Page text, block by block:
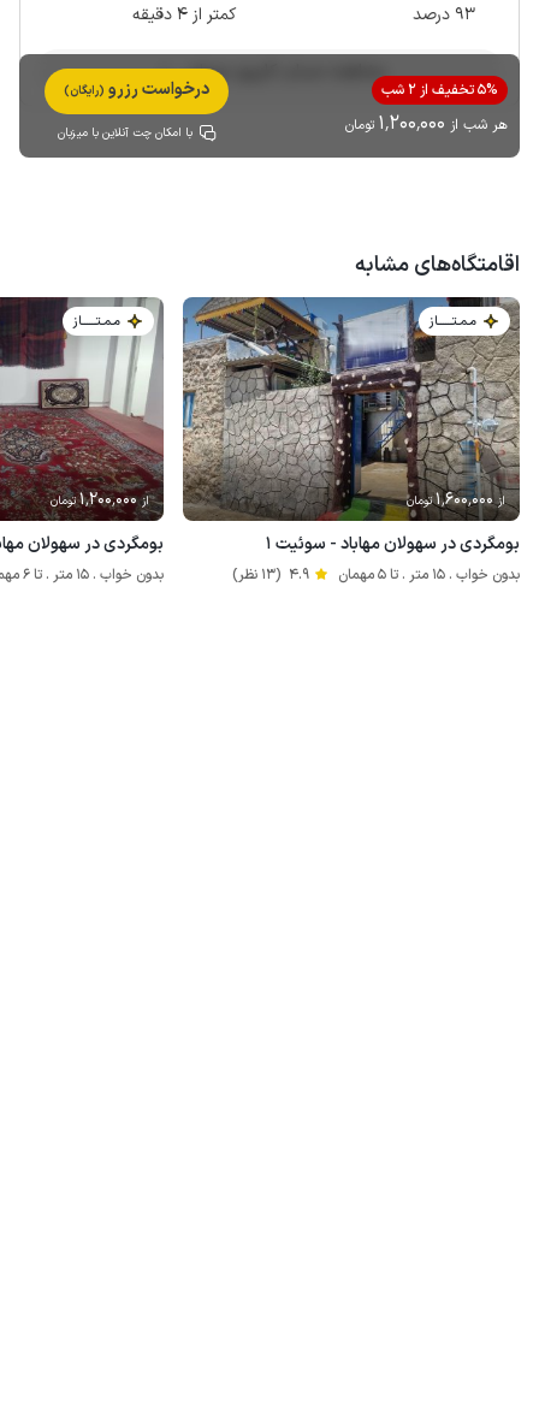
93 درصد
کمتر از 4 دقیقه
مشاهده حساب کاربری میزبان
5% تخفیف از 2 شب
هر شب از 1٬200٬000 تومان
درخواست رزرو (رایگان)
با امکان چت آنلاین با میزبان
اقامتگاه‌های مشابه
مـمـتــــــاز
از 1٬600٬000تومان
بومگردی در سهولان مهاباد - سوئیت ۱
بدون خواب . 15 متر . تا 5 مهمان 4.9 (13 نظر)
مـمـتــــــاز
از 1٬200٬000تومان
بومگردی در سهولان
بدون خواب . 15 متر . تا 6 مهمان